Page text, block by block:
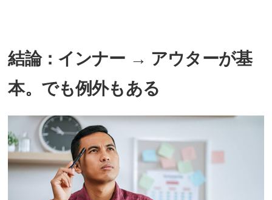
結論：インナー → アウターが基
本。でも例外もある